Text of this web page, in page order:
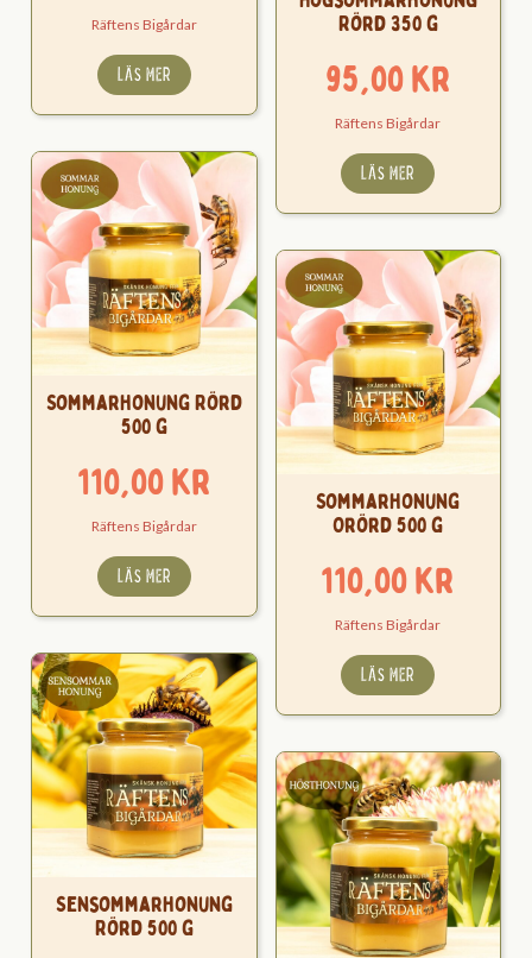
Räftens Bigårdar
LÄS MER
Rörd 350 g
95,00kr
Räftens Bigårdar
LÄS MER
Sommarhonung Rörd
500 g
110,00kr
Räftens Bigårdar
LÄS MER
Sommarhonung
Orörd 500 g
110,00kr
Räftens Bigårdar
LÄS MER
Sensommarhonung
Rörd 500 g